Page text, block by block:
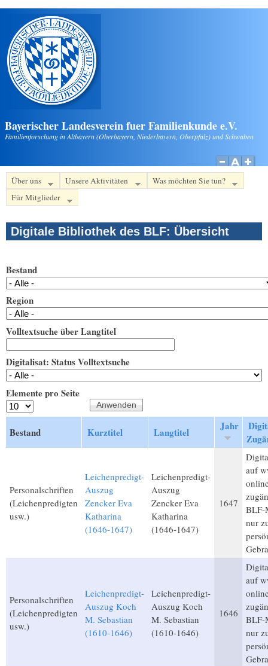
Direkt zum Inhalt
Bayerischer Landesverein fuer Familienkunde e.V.
Familienforschung in Altbayern (Oberbayern, Niederbayern, Oberpfalz) und Schwaben
Über uns Unsere Aktivitäten
Was möchten Sie tun?
Für Mitglieder
Digitale Bibliothek des BLF: Übersicht
Bestand
Region
Volltextsuche über Langtitel
Digitalisat: Status Volltextsuche
Elemente pro Seite
Bestand Kurztitel Langtitel Jahr
Personalschriften
(Leichenpredigten
usw.)
Leichenpredigt-
Auszug
Zencker Eva
Katharina
(1646-1647)
Leichenpredigt-
Auszug
Zencker Eva
Katharina
(1646-1647)
1647
auf
BLF-
nur
Personalschriften
(Leichenpredigten
usw.)
Leichenpredigt-
Auszug Koch
M. Sebastian
(1610-1646)
Leichenpredigt-
Auszug Koch
M. Sebastian
(1610-1646)
1646
auf
BLF-
nur